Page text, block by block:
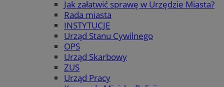
Jak załatwić sprawę w Urzędzie Miasta?
Rada miasta
INSTYTUCJE
Urząd Stanu Cywilnego
OPS
Urząd Skarbowy
ZUS
Urząd Pracy